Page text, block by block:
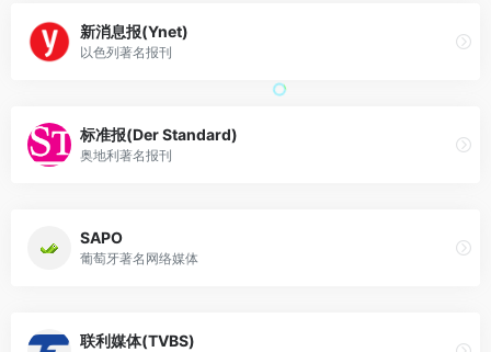
新消息报(Ynet)
以色列著名报刊
标准报(Der Standard)
奥地利著名报刊
SAPO
葡萄牙著名网络媒体
联利媒体(TVBS)